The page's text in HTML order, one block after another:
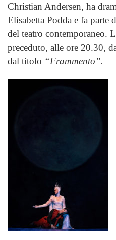
Christian Andersen, ha
Elisabetta Podda e fa parte
del teatro contemporaneo.
preceduto, alle ore 20.30,
dal titolo “Frammento”.